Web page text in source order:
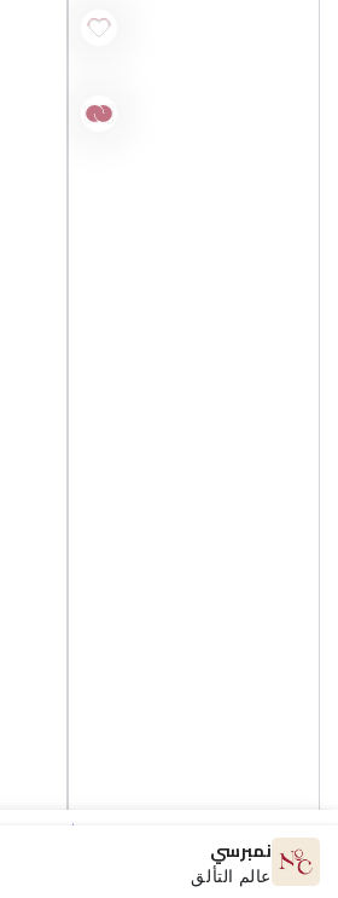
الرئيسية
نمبرسي
عالم التألق